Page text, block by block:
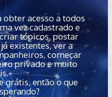
obter acesso a todos
vez cadastrado e
tópicos, postar
existentes, ver a
começar
privado e muito
grátis, então o que